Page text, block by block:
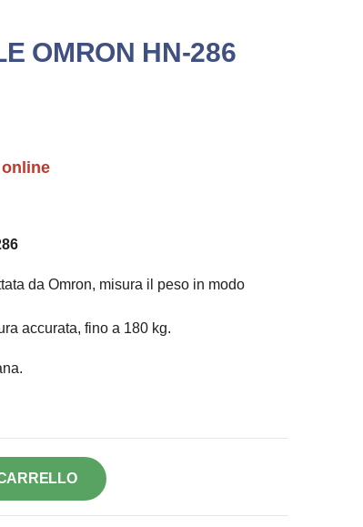
OMRON HN-286
da Omron, misura il peso in modo
accurata, fino a 180 kg.